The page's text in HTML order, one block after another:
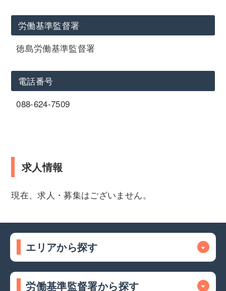
労働基準監督署
徳島労働基準監督署
電話番号
088-624-7509
求人情報
現在、求人・募集はございません。
エリアから探す
労働基準監督署から探す